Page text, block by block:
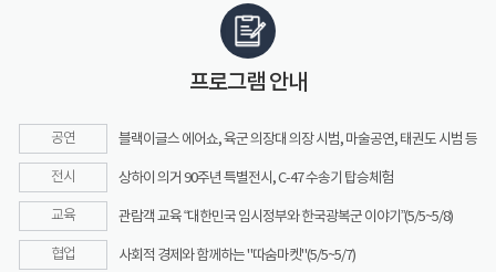
프로그램 안내
공연 블랙이글스 에어쇼, 육군 의장대 의장 시범, 마술공연, 태권도 시범 등
전시 상하이 의거 90주년 특별전시, C-47 수송기 탑승체험
교육 관람객 교육 “대한민국 임시정부와 한국광복군 이야기”(5/5~5/8)
협업 사회적 경제와 함께하는 "따숨마켓"(5/5~5/7)